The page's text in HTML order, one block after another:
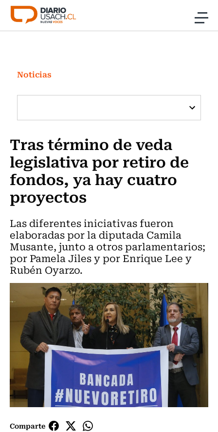
Click acá para ir directamente al contenido
Investigación
Cultura
Programas Radio y TV Usach
Noticias
Tras término de veda
legislativa por retiro de
fondos, ya hay cuatro
proyectos
Las diferentes iniciativas fueron
elaboradas por la diputada Camila
Musante, junto a otros parlamentarios;
por Pamela Jiles y por Enrique Lee y
Rubén Oyarzo.
Comparte